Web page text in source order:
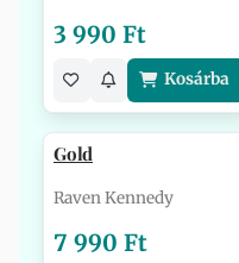
3 990 Ft
Kosárba
Gold
Raven Kennedy
7 990 Ft